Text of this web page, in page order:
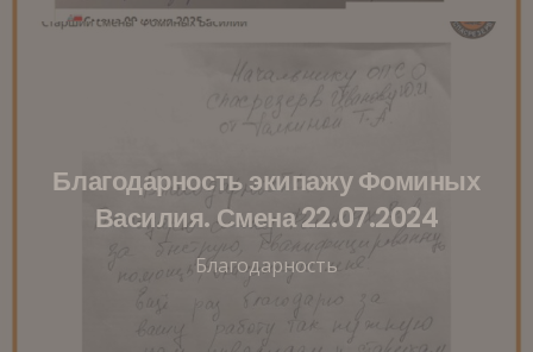
Благодарность экипажу Фоминых
Василия. Смена 22.07.2024
Благодарность